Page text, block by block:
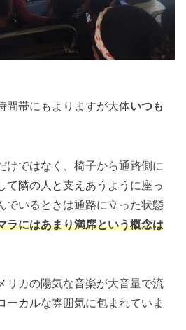
間帯にもよりますが大体いつも
けではなく、椅子から通路側に
て隣の人と支えあうように座っ
でいるときは通路に立った状態
ラにはあまり満席という概念は
リカの陽気な音楽が大音量で流
ーカルな雰囲気に包まれていま